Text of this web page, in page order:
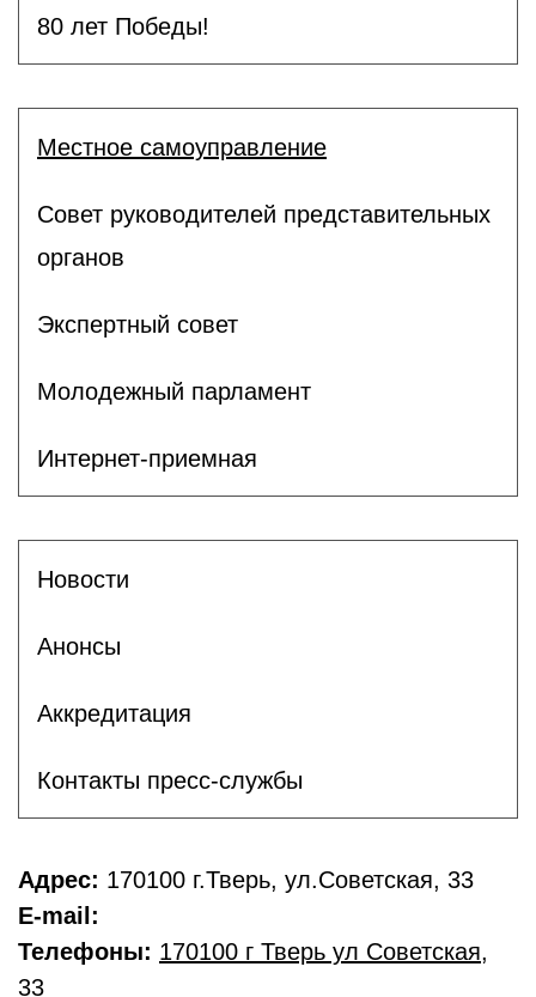
80 лет Победы!
Местное самоуправление
Совет руководителей представительных
органов
Экспертный совет
Молодежный парламент
Интернет-приемная
Новости
Анонсы
Аккредитация
Контакты пресс-службы
Адрес: 170100 г.Тверь, ул.Советская, 33
E-mail:
Телефоны: 170100 г Тверь ул Советская,
33